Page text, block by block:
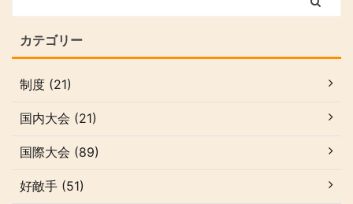
カテゴリー
制度 (21)
国内大会 (21)
国際大会 (89)
好敵手 (51)